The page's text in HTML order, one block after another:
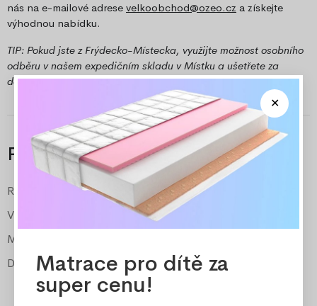
nás na e-mailové adrese velkoobchod@ozeo.cz a získejte
výhodnou nabídku.
TIP: Pokud jste z Frýdecko-Místecka, využijte možnost osobního
odběru v našem expedičním skladu v Místku a ušetřete za
dopravu.
Parametry
Rozpětí
102-172 cm
Výška
82 cm
Materiál
Dodáváno v
v demontu
Matrace pro dítě za
super cenu!